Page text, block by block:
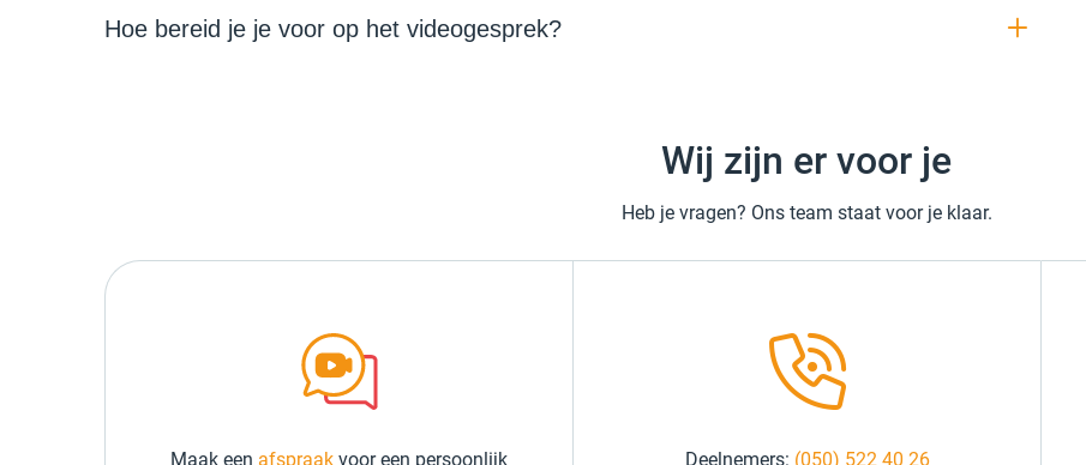
Hoe bereid je je voor op het videogesprek?
Wij zijn er voor je
Heb je vragen? Ons team staat voor je klaar.
Maak een afspraak voor een persoonlijk
Deelnemers: (050) 522 40 26